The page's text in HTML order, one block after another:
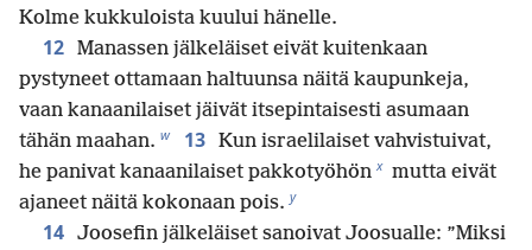
Kolme kukkuloista kuului hänelle.
12 Manassen jälkeläiset eivät kuitenkaan
pystyneet ottamaan haltuunsa näitä kaupunkeja,
vaan kanaanilaiset jäivät itsepintaisesti asumaan
tähän maahan. w 13 Kun israelilaiset vahvistuivat,
he panivat kanaanilaiset pakkotyöhön x mutta eivät
ajaneet näitä kokonaan pois. y
14 Joosefin jälkeläiset sanoivat Joosualle: ”Miksi